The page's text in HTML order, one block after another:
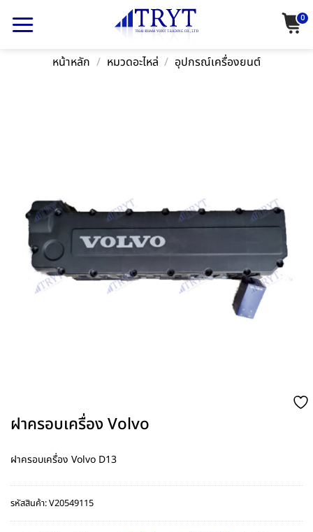
0
หน้าหลัก / หมวดอะไหล่ / อุปกรณ์เครื่องยนต์
ฝาครอบเครื่อง Volvo
ฝาครอบเครื่อง Volvo D13
รหัสสินค้า:V20549115